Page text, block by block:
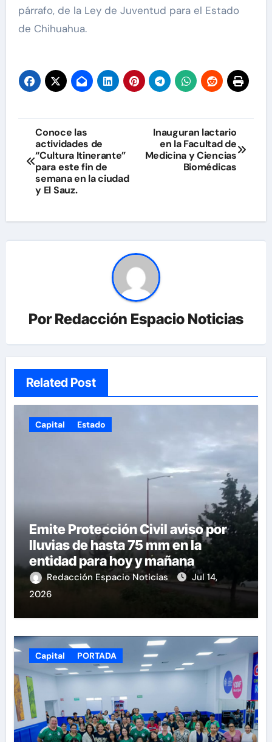
párrafo, de la Ley de Juventud para el Estado
de Chihuahua.
Navegación
de
entradas
Conoce las
actividades de
“Cultura Itinerante”
para este fin de
semana en la ciudad
y El Sauz.
Inauguran lactario
en la Facultad de
Medicina y Ciencias
Biomédicas
PorRedacción Espacio Noticias
Related Post
Capital Estado
Emite Protección Civil aviso por
lluvias de hasta 75 mm en la
entidad para hoy y mañana
Redacción Espacio Noticias
Jul 14,
2026
Capital PORTADA